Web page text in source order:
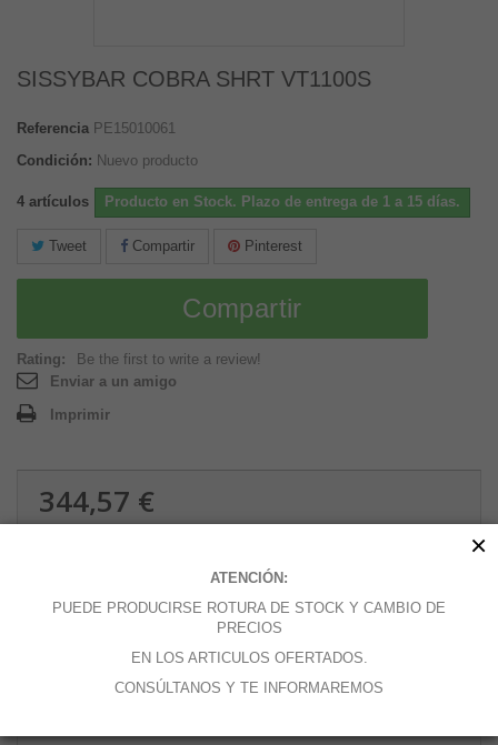
SISSYBAR COBRA SHRT VT1100S
Referencia PE15010061
Condición: Nuevo producto
4 artículos Producto en Stock. Plazo de entrega de 1 a 15 días.
Tweet Compartir Pinterest
Compartir
Rating:
Be the first to write a review!
Enviar a un amigo
Imprimir
344,57 €
ATENCIÓN:
PUEDE PRODUCIRSE ROTURA DE STOCK Y CAMBIO DE
PRECIOS
EN LOS ARTICULOS OFERTADOS.
CONSÚLTANOS Y TE INFORMAREMOS
×